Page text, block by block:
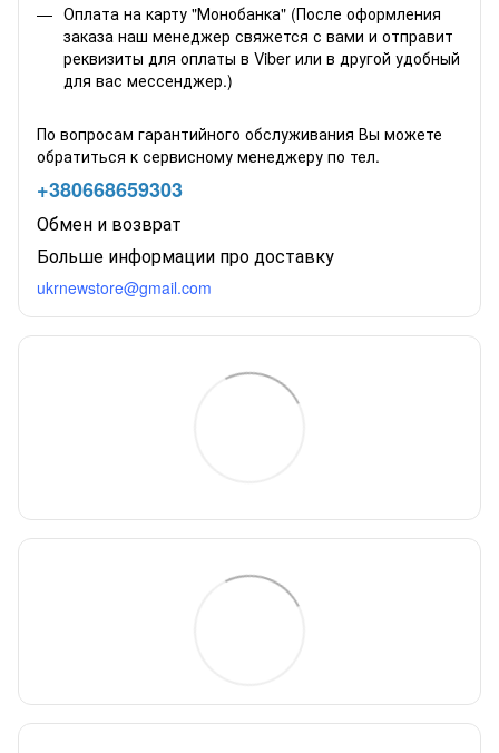
Оплата на карту "Монобанка" (После оформления
заказа наш менеджер свяжется с вами и отправит
реквизиты для оплаты в Viber или в другой удобный
для вас мессенджер.)
По вопросам гарантийного обслуживания Вы можете
обратиться к сервисному менеджеру по тел.
+380668659303
Обмен и возврат
Больше информации про доставку
ukrnewstore@gmail.com